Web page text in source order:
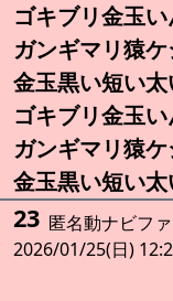
ゴキブリ金玉
ガンギマリ猿
金玉黒い短い
ゴキブリ金玉
ガンギマリ猿
金玉黒い短い
23 匿名動ナビフ
2026/01/25(日)
金